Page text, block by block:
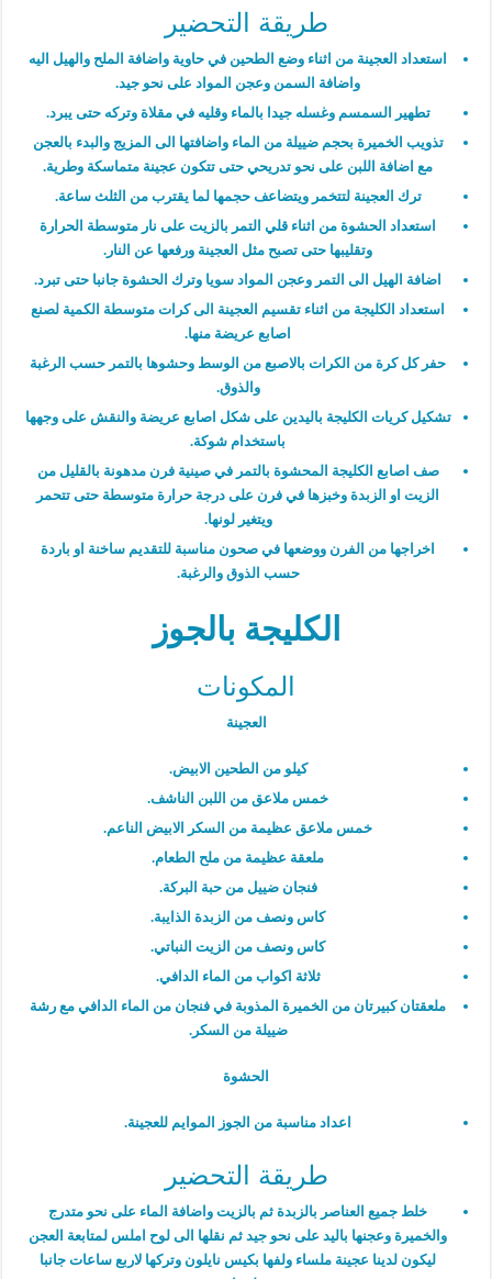
طريقة التحضير
استعداد العجينة من اثناء وضع الطحين في حاوية واضافة الملح والهيل اليه
واضافة السمن وعجن المواد على نحو جيد.
تطهير السمسم وغسله جيدا بالماء وقليه في مقلاة وتركه حتى يبرد.
تذويب الخميرة بحجم ضييلة من الماء واضافتها الى المزيج والبدء بالعجن
مع اضافة اللبن على نحو تدريحي حتى تتكون عجينة متماسكة وطرية.
ترك العجينة لتتخمر ويتضاعف حجمها لما يقترب من الثلث ساعة.
استعداد الحشوة من اثناء قلي التمر بالزيت على نار متوسطة الحرارة
وتقليبها حتى تصبح مثل العجينة ورفعها عن النار.
اضافة الهيل الى التمر وعجن المواد سويا وترك الحشوة جانبا حتى تبرد.
استعداد الكليجة من اثناء تقسيم العجينة الى كرات متوسطة الكمية لصنع
اصابع عريضة منها.
حفر كل كرة من الكرات بالاصبع من الوسط وحشوها بالتمر حسب الرغبة
والذوق.
تشكيل كريات الكليجة باليدين على شكل اصابع عريضة والنقش على وجهها
باستخدام شوكة.
صف اصابع الكليجة المحشوة بالتمر في صينية فرن مدهونة بالقليل من
الزيت او الزبدة وخبزها في فرن على درجة حرارة متوسطة حتى تتحمر
ويتغير لونها.
اخراجها من الفرن ووضعها في صحون مناسبة للتقديم ساخنة او باردة
حسب الذوق والرغبة.
الكليجة بالجوز
المكونات
العجينة
كيلو من الطحين الابيض.
خمس ملاعق من اللبن الناشف.
خمس ملاعق عظيمة من السكر الابيض الناعم.
ملعقة عظيمة من ملح الطعام.
فنجان ضييل من حبة البركة.
كاس ونصف من الزبدة الذايبة.
كاس ونصف من الزيت النباتي.
ثلاثة اكواب من الماء الدافي.
ملعقتان كبيرتان من الخميرة المذوبة في فنجان من الماء الدافي مع رشة
ضييلة من السكر.
الحشوة
اعداد مناسبة من الجوز الموايم للعجينة.
طريقة التحضير
خلط جميع العناصر بالزبدة ثم بالزيت واضافة الماء على نحو متدرج
والخميرة وعجنها باليد على نحو جيد ثم نقلها الى لوح املس لمتابعة العجن
ليكون لدينا عجينة ملساء ولفها بكيس نايلون وتركها لاربع ساعات جانبا